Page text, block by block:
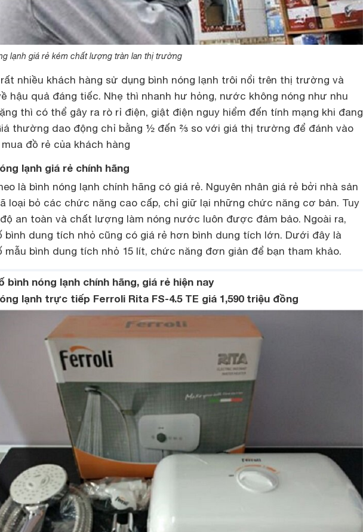
lạnh giá rẻ kém chất lượng tràn lan thị trường
nhiều khách hàng sử dụng bình nóng lạnh trôi nổi trên thị trường và
hậu quả đáng tiếc. Nhẹ thì nhanh hư hỏng, nước không nóng như nhu
thì có thể gây ra rò rỉ điện, giật điện nguy hiểm đến tính mạng khi đang
thường dao động chỉ bằng ½ đến ⅔ so với giá thị trường để đánh vào
đồ rẻ của khách hàng
lạnh giá rẻ chính hãng
là bình nóng lạnh chính hãng có giá rẻ. Nguyên nhân giá rẻ bởi nhà sản
loại bỏ các chức năng cao cấp, chỉ giữ lại những chức năng cơ bản. Tuy
an toàn và chất lượng làm nóng nước luôn được đảm bảo. Ngoài ra,
bình dung tích nhỏ cũng có giá rẻ hơn bình dung tích lớn. Dưới đây là
mẫu bình dung tích nhỏ 15 lít, chức năng đơn giản để bạn tham khảo.
bình nóng lạnh chính hãng, giá rẻ hiện nay
lạnh trực tiếp Ferroli Rita FS-4.5 TE giá 1,590 triệu đồng